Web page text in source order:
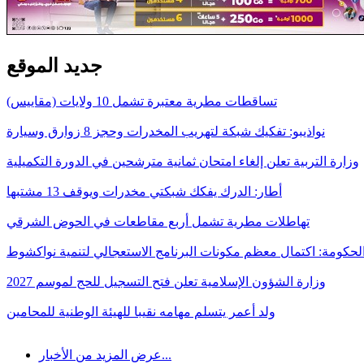
جديد الموقع
تساقطات مطرية معتبرة تشمل 10 ولايات (مقاييس)
نواذيبو: تفكيك شبكة لتهريب المخدرات وحجز 8 زوارق وسيارة
وزارة التربية تعلن إلغاء امتحان ثمانية مترشحين في الدورة التكميلية
أطار: الدرك يفكك شبكتي مخدرات ويوقف 13 مشتبها
تهاطلات مطرية تشمل أربع مقاطعات في الحوض الشرقي
اكتمال معظم مكونات البرنامج الاستعجالي لتنمية نواكشوط
وزارة الشؤون الإسلامية تعلن فتح التسجيل للحج لموسم 2027
ولد أعمر يتسلم مهامه نقيبا للهيئة الوطنية للمحامين
عرض المزيد من الأخبار...